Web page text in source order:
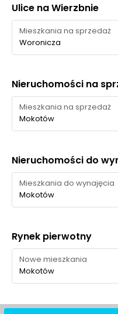
Ulice na Wierzbnie
Mieszkania na sprzedaż
Woronicza
Nieruchomości na
Mieszkania na sprzedaż
Mokotów
Nieruchomości do
Mieszkania do wynajęcia
Mokotów
Rynek pierwotny
Nowe mieszkania
Mokotów